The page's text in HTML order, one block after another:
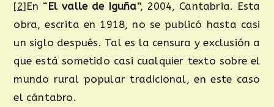
[2]En “El valle de Iguña”, 2004, Cantabria. Esta
obra, escrita en 1918, no se publicó hasta casi
un siglo después. Tal es la censura y exclusión a
que está sometido casi cualquier texto sobre el
mundo rural popular tradicional, en este caso
el cántabro.